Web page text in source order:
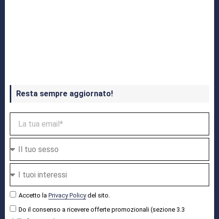
Resta sempre aggiornato!
Accetto la Privacy Policydel sito.
Do il consenso a ricevere offerte promozionali (sezione 3.3